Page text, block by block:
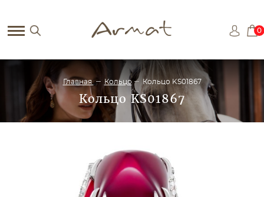
0
Главная Кольцо Кольцо KS01867
Кольцо KS01867